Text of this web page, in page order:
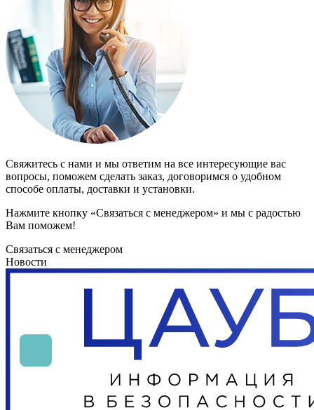
Свяжитесь с нами и мы ответим на все интересующие вас
вопросы, поможем сделать заказ, договоримся о удобном
способе оплаты, доставки и установки.
Нажмите кнопку «Связаться с менеджером» и мы с радостью
Вам поможем!
Связаться с менеджером
Новости